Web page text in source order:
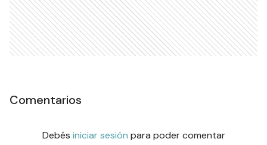
Comentarios
Debés iniciar sesión para poder comentar